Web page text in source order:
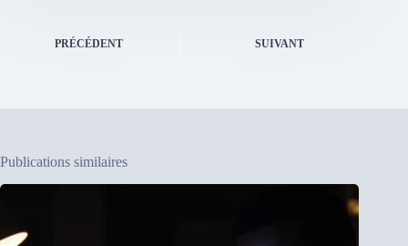
PRÉCÉDENT SUIVANT
Publications similaires